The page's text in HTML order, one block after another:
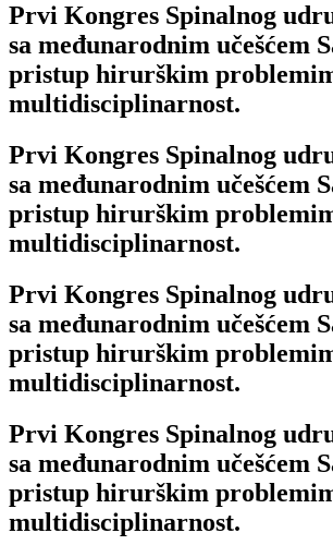
Prvi Kongres Spinalnog
sa međunarodnim učešćem
pristup hirurškim
multidisciplinarnost.
Prvi Kongres Spinalnog
sa međunarodnim učešćem
pristup hirurškim
multidisciplinarnost.
Prvi Kongres Spinalnog
sa međunarodnim učešćem
pristup hirurškim
multidisciplinarnost.
Prvi Kongres Spinalnog
sa međunarodnim učešćem
pristup hirurškim
multidisciplinarnost.